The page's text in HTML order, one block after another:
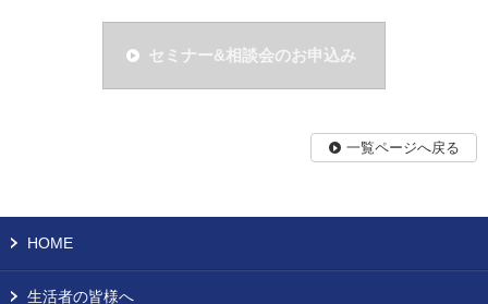
セミナー&相談会のお申込み
一覧ページへ戻る
HOME
生活者の皆様へ